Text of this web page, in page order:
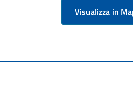
Visualizza in